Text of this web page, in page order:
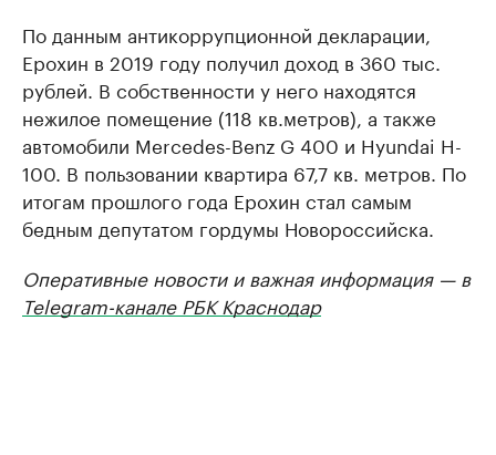
По данным антикоррупционной декларации,
Ерохин в 2019 году получил доход в 360 тыс.
рублей. В собственности у него находятся
нежилое помещение (118 кв.метров), а также
автомобили Mercedes-Benz G 400 и Hyundai H-
100. В пользовании квартира 67,7 кв. метров. По
итогам прошлого года Ерохин стал самым
бедным депутатом гордумы Новороссийска.
Оперативные новости и важная информация — в
Telegram-канале РБК Краснодар